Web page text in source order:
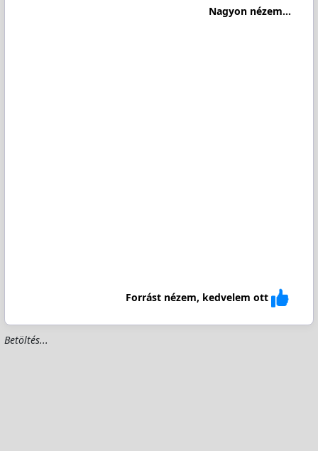
Nagyon nézem...
Forrást nézem, kedvelem ott
Betöltés...